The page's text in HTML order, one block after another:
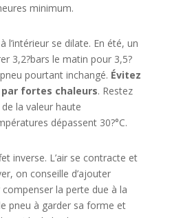
minimum.
l’intérieur se dilate. En été, un
3,2?bars le matin pour 3,5?
pourtant inchangé. Évitez
fortes chaleurs. Restez
la valeur haute
dépassent 30?°C.
inverse. L’air se contracte et
on conseille d’ajouter
la perte due à la
pneu à garder sa forme et